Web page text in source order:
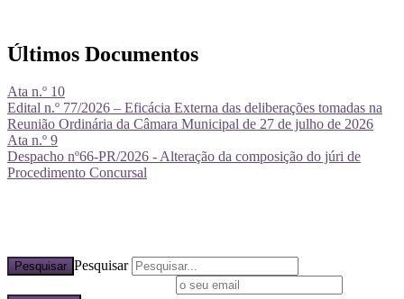
Últimos Documentos
Ata n.º 10
Edital n.º 77/2026 – Eficácia Externa das deliberações tomadas na
Reunião Ordinária da Câmara Municipal de 27 de julho de 2026
Ata n.º 9
Despacho nº66-PR/2026 - Alteração da composição do júri de
Procedimento Concursal
Pesquisar Pesquisar